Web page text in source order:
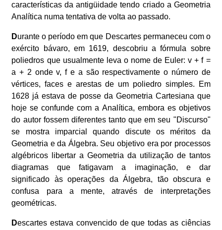
características da antigüidade tendo criado a Geometria
Analítica numa tentativa de volta ao passado.
Durante o período em que Descartes permaneceu com o
exército bávaro, em 1619, descobriu a fórmula sobre
poliedros que usualmente leva o nome de Euler: v + f =
a + 2 onde v, f e a são respectivamente o número de
vértices, faces e arestas de um poliedro simples. Em
1628 já estava de posse da Geometria Cartesiana que
hoje se confunde com a Analítica, embora es objetivos
do autor fossem diferentes tanto que em seu "Discurso"
se mostra imparcial quando discute os méritos da
Geometria e da Álgebra. Seu objetivo era por processos
algébricos libertar a Geometria da utilização de tantos
diagramas que fatigavam a imaginação, e dar
significado às operações da Álgebra, tão obscura e
confusa para a mente, através de interpretações
geométricas.
Descartes estava convencido de que todas as ciências